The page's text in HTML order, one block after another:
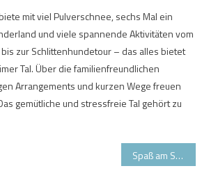
mit viel Pulverschnee, sechs Mal ein
und viele spannende Aktivitäten vom
zur Schlittenhundetour – das alles bietet
Tal. Über die familienfreundlichen
Arrangements und kurzen Wege freuen
gemütliche und stressfreie Tal gehört zu
Spaß am Skifahren lernen steht im Vordergrund